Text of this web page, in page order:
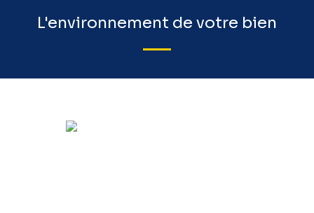
L'environnement de votre bien